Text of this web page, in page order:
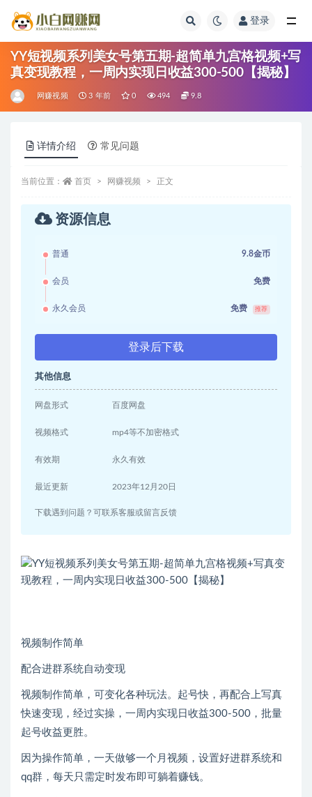
登录
YY短视频系列美女号第五期-超简单九宫格视频+写
真变现教程，一周内实现日收益300-500【揭秘】
网赚视频 3 年前 0 494 9.8
详情介绍 常见问题
当前位置： 首页 网赚视频 正文
资源信息
普通 9.8金币
会员 免费
永久会员 免费 推荐
登录后下载
其他信息
网盘形式 百度网盘
视频格式 mp4等不加密格式
有效期 永久有效
最近更新 2023年12月20日
下载遇到问题？可联系客服或留言反馈
视频制作简单
配合进群系统自动变现
视频制作简单，可变化各种玩法。起号快，再配合上写真
快速变现，经过实操，一周内实现日收益300-500，批量
起号收益更胜。
因为操作简单，一天做够一个月视频，设置好进群系统和
qq群，每天只需定时发布即可躺着赚钱。